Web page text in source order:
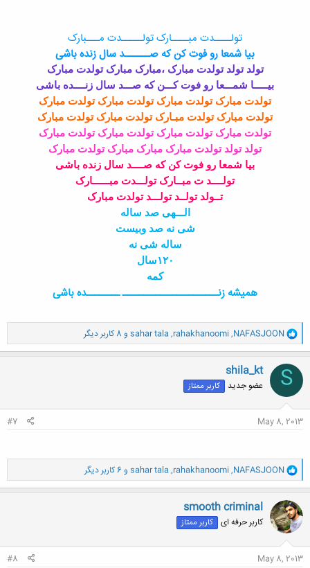
تولــــدت مبــــارک تولـــــدت مـــبارک
بیا شمعا رو فوت کن که صــــــد سال زنده باشی
تولد تولد تولدت مبارک ،مبارک مبارک تولدت مبارک
بیـــــا شمـــعا رو فوت کـــن که صـــد سال زنــــده باشی
تولدت مبارک تولدت مبارک تولدت مبارک تولدت مبارک
تولدت مبارک تولدت مبـارک تولدت مبارک تولدت مبارک
تولدت مبارک تولدت مبارک تولدت مبارک تولدت مبارک
تولد تولد تولدت مبارک مبارک مبارک تولدت مبارک
بیا شمعا رو فوت کن که صــــد سال زنده باشی
تولــــد ت مبــارک تولـــدت مبــــــارک
تــولد تولــد تولـــد تولدت مبارک
الـــهی صد ساله
شی نه صد وبیست
ساله شی نه
۱٢٠سال
کمه
همیشه زنـــــــــــــــــــــــ ــــــــده باشی
و
ا
ک
ن
ش
ه
ا
NAFASJOON
,
rahakhanoomi
,
sahar tala و 8 کاربر دیگر
S
shila_kt
عضو جدید کاربر ممتاز
May 8, 2013
#7
و
ا
ک
ن
ش
ه
ا
NAFASJOON
,
rahakhanoomi
,
sahar tala و 6 کاربر دیگر
smooth criminal
کاربر حرفه ای کاربر ممتاز
May 8, 2013
#8